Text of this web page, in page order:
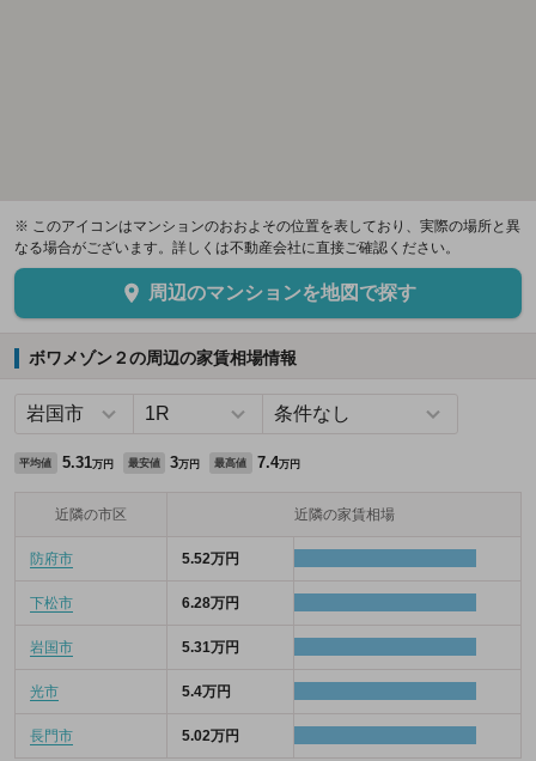
※ このアイコンはマンションのおおよその位置を表しており、実際の場所と異
なる場合がございます。詳しくは不動産会社に直接ご確認ください。
周辺のマンションを地図で探す
ボワメゾン２の周辺の家賃相場情報
平均値 5.31万円 最安値 3万円 最高値 7.4万円
近隣の市区 近隣の家賃相場
防府市 5.52万円
下松市 6.28万円
岩国市 5.31万円
光市 5.4万円
長門市 5.02万円